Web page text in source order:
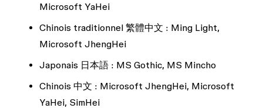
Microsoft YaHei
Chinois traditionnel 繁體中文 : Ming Light,
Microsoft JhengHei
Japonais 日本語 : MS Gothic, MS Mincho
Chinois 中文 : Microsoft JhengHei, Microsoft
YaHei, SimHei